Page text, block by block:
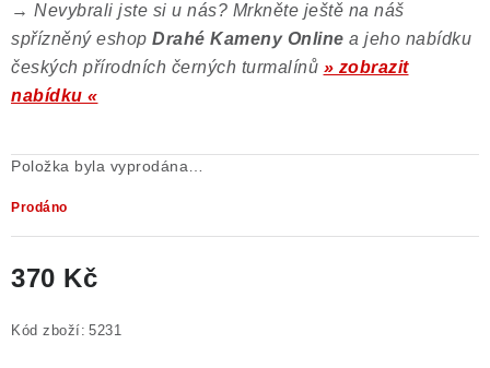
→ Nevybrali jste si u nás? Mrkněte ještě na náš
spřízněný eshop Drahé Kameny Online a jeho nabídku
českých přírodních černých turmalínů » zobrazit
nabídku «
Položka byla vyprodána…
Prodáno
370 Kč
Kód zboží: 5231